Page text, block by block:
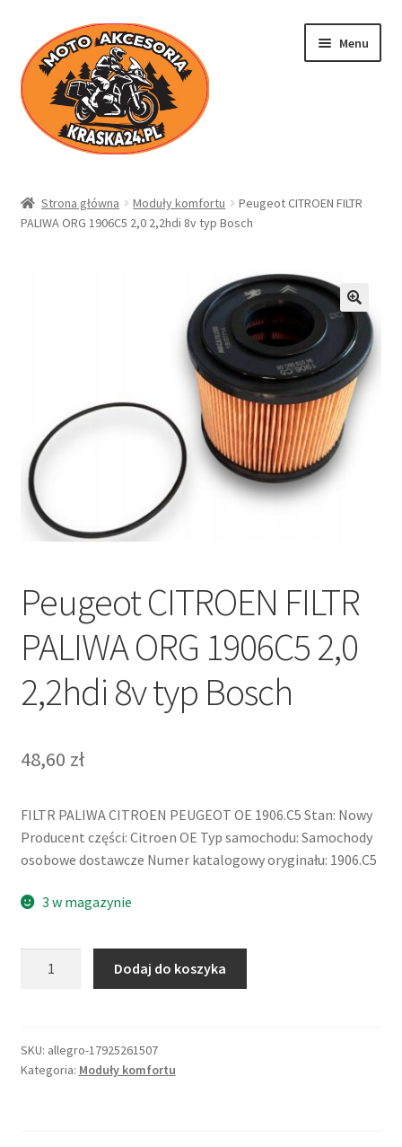
Przejdź
do
nawigacji
Przejdź
do
treści
Menu
Sklep
Polityka prywatności
Kontakt
Strona główna Moduły komfortu
Peugeot CITROEN FILTR
PALIWA ORG 1906C5 2,0 2,2hdi 8v typ Bosch
Peugeot CITROEN FILTR
PALIWA ORG 1906C5 2,0
2,2hdi 8v typ Bosch
48,60 zł
FILTR PALIWA CITROEN PEUGEOT OE 1906.C5 Stan: Nowy
Producent części: Citroen OE Typ samochodu: Samochody
osobowe dostawcze Numer katalogowy oryginału: 1906.C5
3 w magazynie
PALIWA
ORG
Dodaj do koszyka
SKU: allegro-17925261507
Kategoria: Moduły komfortu